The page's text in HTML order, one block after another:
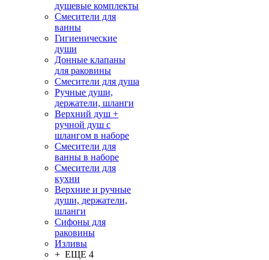
душевые комплекты
Смесители для
ванны
Гигиенические
души
Донные клапаны
для раковины
Смесители для душа
Ручные души,
держатели, шланги
Верхний душ +
ручной душ с
шлангом в наборе
Смесители для
ванны в наборе
Смесители для
кухни
Верхние и ручные
души, держатели,
шланги
Сифоны для
раковины
Изливы
+ ЕЩЕ 4